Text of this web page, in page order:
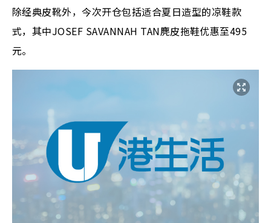
除经典皮靴外，今次开仓包括适合夏日造型的凉鞋款
式，其中JOSEF SAVANNAH TAN麂皮拖鞋优惠至495
元。